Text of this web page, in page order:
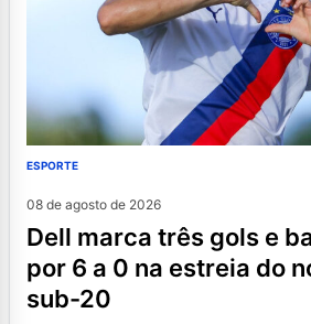
ESPORTE
08 de agosto de 2026
dell marca três gols e bahia goleia
por 6 a 0 na estreia do
sub-20